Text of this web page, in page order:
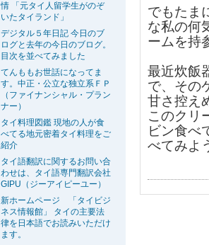
でもたま
な私の何
ームを持
最近炊飯
で、その
甘さ控え
このクリ
ビン食べ
べてみよ
情 「元タイ人留学生がのぞ
いたタイランド」
デジタル５年日記 今日のブ
ログと去年の今日のブログ。
目次を並べてみました
てんももお世話になってま
す。中正・公立な独立系ＦＰ
（ファイナンシャル・プラン
ナー）
タイ料理図鑑 現地の人が食
べてる地元密着タイ料理をご
紹介
タイ語翻訳に関するお問い合
わせは、タイ語専門翻訳会社
GIPU（ジーアイピーユー）
新ホームページ 「タイビジ
ネス情報館」 タイの主要法
律を日本語でお読みいただけ
ます。